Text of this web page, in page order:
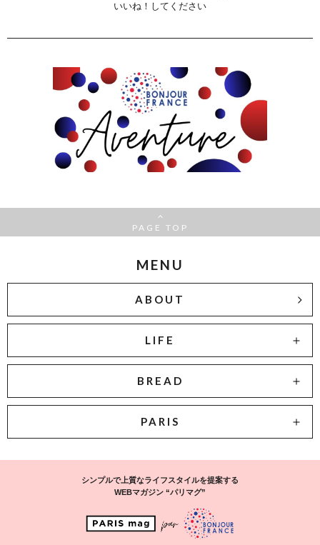
いいね！してください
PAGE TOP
MENU
ABOUT
LIFE
BREAD
PARIS
シンプルで上質なライフスタイルを提案する
WEBマガジン “パリマグ”